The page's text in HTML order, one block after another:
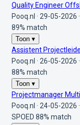
Quality Engineer
Pooq.nl · 29-05-2026 ·
89% match
Toon ▾
Assistent
Pooq.nl · 26-05-2026 ·
88% match
Toon ▾
Projectmanager
Pooq.nl · 24-05-2026 ·
SPOED 88% match